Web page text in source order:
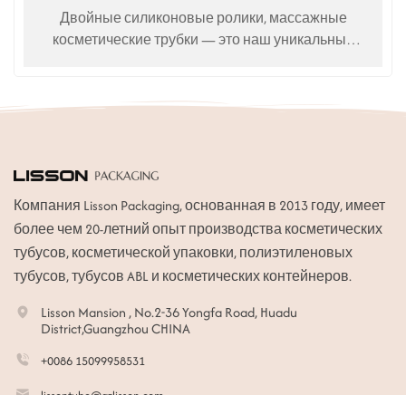
Двойные силиконовые ролики, массажные
косметические трубки — это наш уникальный
Компания Lisson Packaging, основанная в 2013 году, имеет
более чем 20-летний опыт производства косметических
тубусов, косметической упаковки, полиэтиленовых
тубусов, тубусов ABL и косметических контейнеров.
Lisson Mansion , No.2-36 Yongfa Road, Huadu
District,Guangzhou CHINA
+0086 15099958531